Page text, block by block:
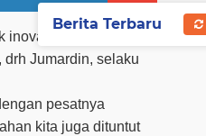
inovasi perubahan
Jumardin, selaku
pesatnya
kita juga dituntut
Berita Terbaru